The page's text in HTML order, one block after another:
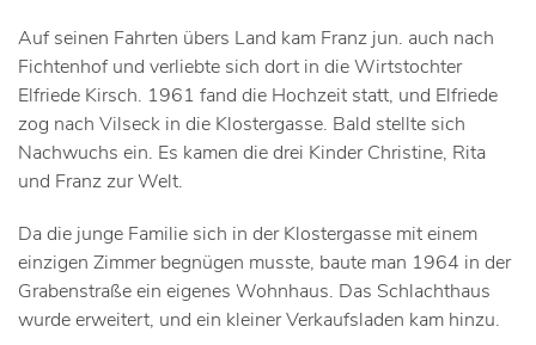
Auf seinen Fahrten übers Land kam Franz jun. auch nach
Fichtenhof und verliebte sich dort in die Wirtstochter
Elfriede Kirsch. 1961 fand die Hochzeit statt, und Elfriede
zog nach Vilseck in die Klostergasse. Bald stellte sich
Nachwuchs ein. Es kamen die drei Kinder Christine, Rita
und Franz zur Welt.
Da die junge Familie sich in der Klostergasse mit einem
einzigen Zimmer begnügen musste, baute man 1964 in der
Grabenstraße ein eigenes Wohnhaus. Das Schlachthaus
wurde erweitert, und ein kleiner Verkaufsladen kam hinzu.